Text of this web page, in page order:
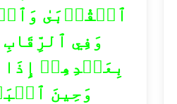
ٱلۡقُرۡبَىٰ
وَفِي
بِعَهۡدِهِمۡ إِذَا
وَحِينَ